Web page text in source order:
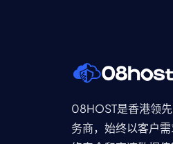
08HOST是香港领
务商，始终以客户